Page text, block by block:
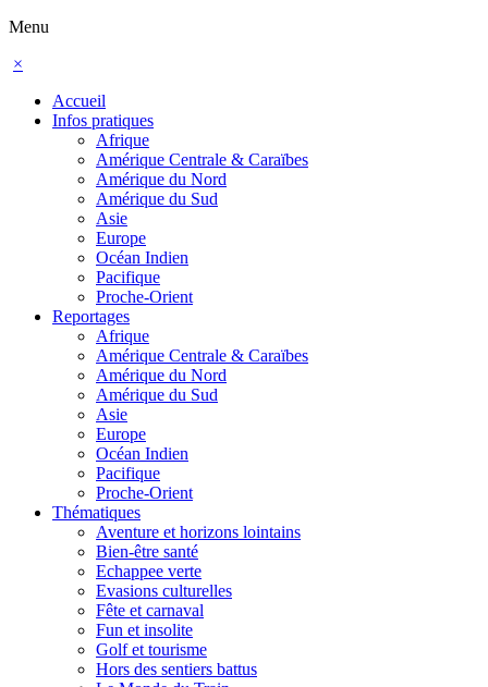
Menu
×
Accueil
Infos pratiques
Afrique
Amérique Centrale & Caraïbes
Amérique du Nord
Amérique du Sud
Asie
Europe
Océan Indien
Pacifique
Proche-Orient
Reportages
Afrique
Amérique Centrale & Caraïbes
Amérique du Nord
Amérique du Sud
Asie
Europe
Océan Indien
Pacifique
Proche-Orient
Thématiques
Aventure et horizons lointains
Bien-être santé
Echappee verte
Evasions culturelles
Fête et carnaval
Fun et insolite
Golf et tourisme
Hors des sentiers battus